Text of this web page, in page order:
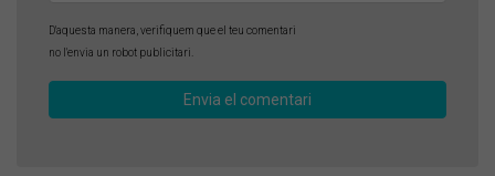
D'aquesta manera, verifiquem que el teu comentari
no l'envia un robot publicitari.